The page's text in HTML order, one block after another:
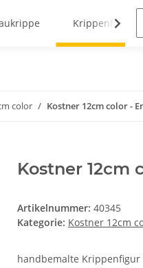
Krippenfiguren
color Kostner 12cm color -
Kostner 12cm
Artikelnummer: 40345
Kategorie: Kostner 12cm
handbemalte Krippenfigur